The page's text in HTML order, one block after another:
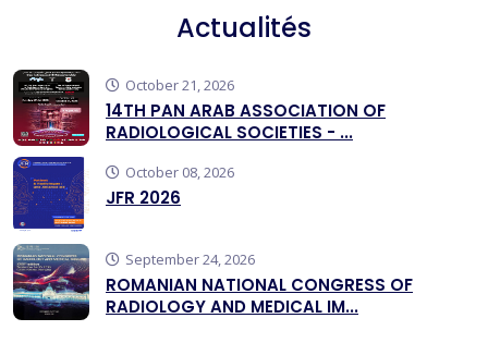
Actualités
October 21, 2026
14TH PAN ARAB ASSOCIATION OF
RADIOLOGICAL SOCIETIES - ...
October 08, 2026
JFR 2026
September 24, 2026
ROMANIAN NATIONAL CONGRESS OF
RADIOLOGY AND MEDICAL IM...